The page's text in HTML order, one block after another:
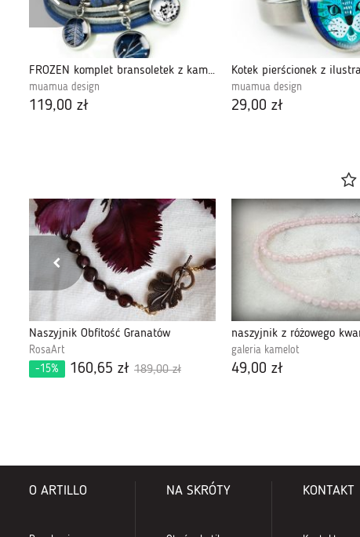
FROZEN komplet bransoletek z kamieniami
muamua design
119,00 zł
Kotek pierścionek z
muamua design
29,00 zł
Naszyjnik Obfitość Granatów
RosaArt
-15%
160,65 zł 189,00 zł
naszyjnik z różowego
galeria kamelot
49,00 zł
O ARTILLO NA SKRÓTY KONTAKT